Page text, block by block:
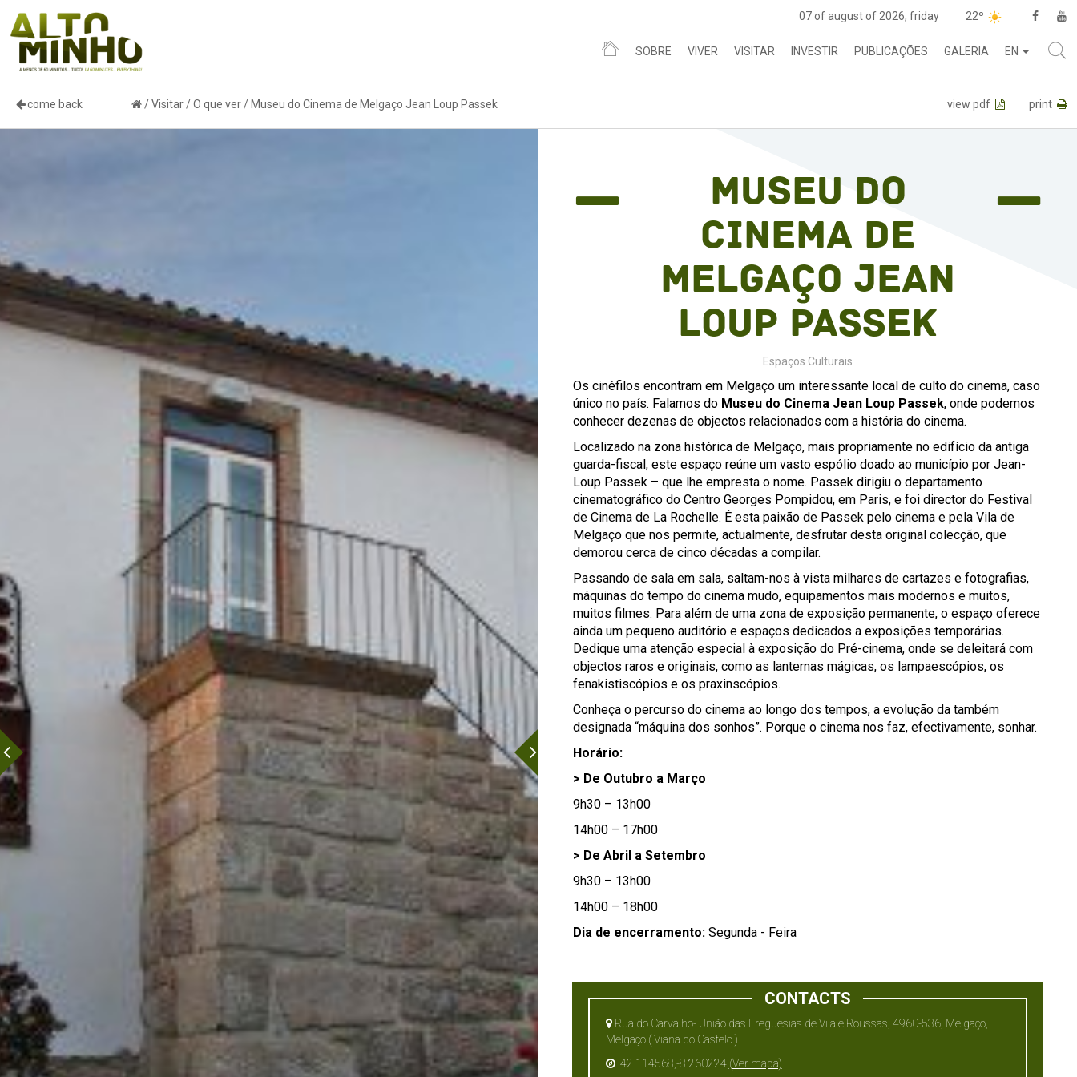
07 of august of 2026, friday 22º
SOBRE VIVER VISITAR INVESTIR PUBLICAÇÕES GALERIA EN
come back /Visitar/O que ver/ Museu do Cinema de Melgaço Jean Loup Passek view pdf print
Museu do
Cinema de
Melgaço Jean
Loup Passek
Espaços Culturais
Os cinéfilos encontram em Melgaço um interessante local de culto do cinema, caso
único no país. Falamos do Museu do Cinema Jean Loup Passek, onde podemos
conhecer dezenas de objectos relacionados com a história do cinema.
Localizado na zona histórica de Melgaço, mais propriamente no edifício da antiga
guarda-fiscal, este espaço reúne um vasto espólio doado ao município por Jean-
Loup Passek – que lhe empresta o nome. Passek dirigiu o departamento
cinematográfico do Centro Georges Pompidou, em Paris, e foi director do Festival
de Cinema de La Rochelle. É esta paixão de Passek pelo cinema e pela Vila de
Melgaço que nos permite, actualmente, desfrutar desta original colecção, que
demorou cerca de cinco décadas a compilar.
Passando de sala em sala, saltam-nos à vista milhares de cartazes e fotografias,
máquinas do tempo do cinema mudo, equipamentos mais modernos e muitos,
muitos filmes. Para além de uma zona de exposição permanente, o espaço oferece
ainda um pequeno auditório e espaços dedicados a exposições temporárias.
Dedique uma atenção especial à exposição do Pré-cinema, onde se deleitará com
objectos raros e originais, como as lanternas mágicas, os lampaescópios, os
fenakistiscópios e os praxinscópios.
Conheça o percurso do cinema ao longo dos tempos, a evolução da também
designada “máquina dos sonhos”. Porque o cinema nos faz, efectivamente, sonhar.
Horário:
> De Outubro a Março
9h30 – 13h00
14h00 – 17h00
> De Abril a Setembro
9h30 – 13h00
14h00 – 18h00
Dia de encerramento: Segunda - Feira
CONTACTS
Rua do Carvalho- União das Freguesias de Vila e Roussas, 4960-536, Melgaço,
Melgaço ( Viana do Castelo )
42.114568,-8.260224 (Ver mapa)